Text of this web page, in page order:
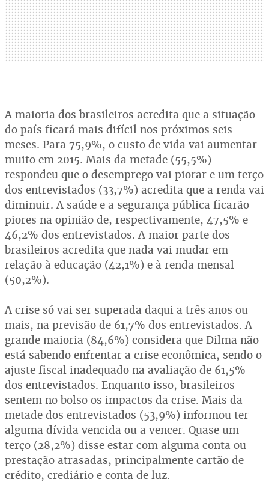
A maioria dos brasileiros acredita que a situação
do país ficará mais difícil nos próximos seis
meses. Para 75,9%, o custo de vida vai aumentar
muito em 2015. Mais da metade (55,5%)
respondeu que o desemprego vai piorar e um terço
dos entrevistados (33,7%) acredita que a renda vai
diminuir. A saúde e a segurança pública ficarão
piores na opinião de, respectivamente, 47,5% e
46,2% dos entrevistados. A maior parte dos
brasileiros acredita que nada vai mudar em
relação à educação (42,1%) e à renda mensal
(50,2%).
A crise só vai ser superada daqui a três anos ou
mais, na previsão de 61,7% dos entrevistados. A
grande maioria (84,6%) considera que Dilma não
está sabendo enfrentar a crise econômica, sendo o
ajuste fiscal inadequado na avaliação de 61,5%
dos entrevistados. Enquanto isso, brasileiros
sentem no bolso os impactos da crise. Mais da
metade dos entrevistados (53,9%) informou ter
alguma dívida vencida ou a vencer. Quase um
terço (28,2%) disse estar com alguma conta ou
prestação atrasadas, principalmente cartão de
crédito, crediário e conta de luz.